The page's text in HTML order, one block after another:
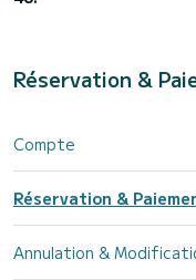
Réservation &
Compte
Réservation &
Annulation &